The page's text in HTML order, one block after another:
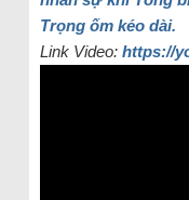
Trọng ốm kéo dài.
Link Video: https://